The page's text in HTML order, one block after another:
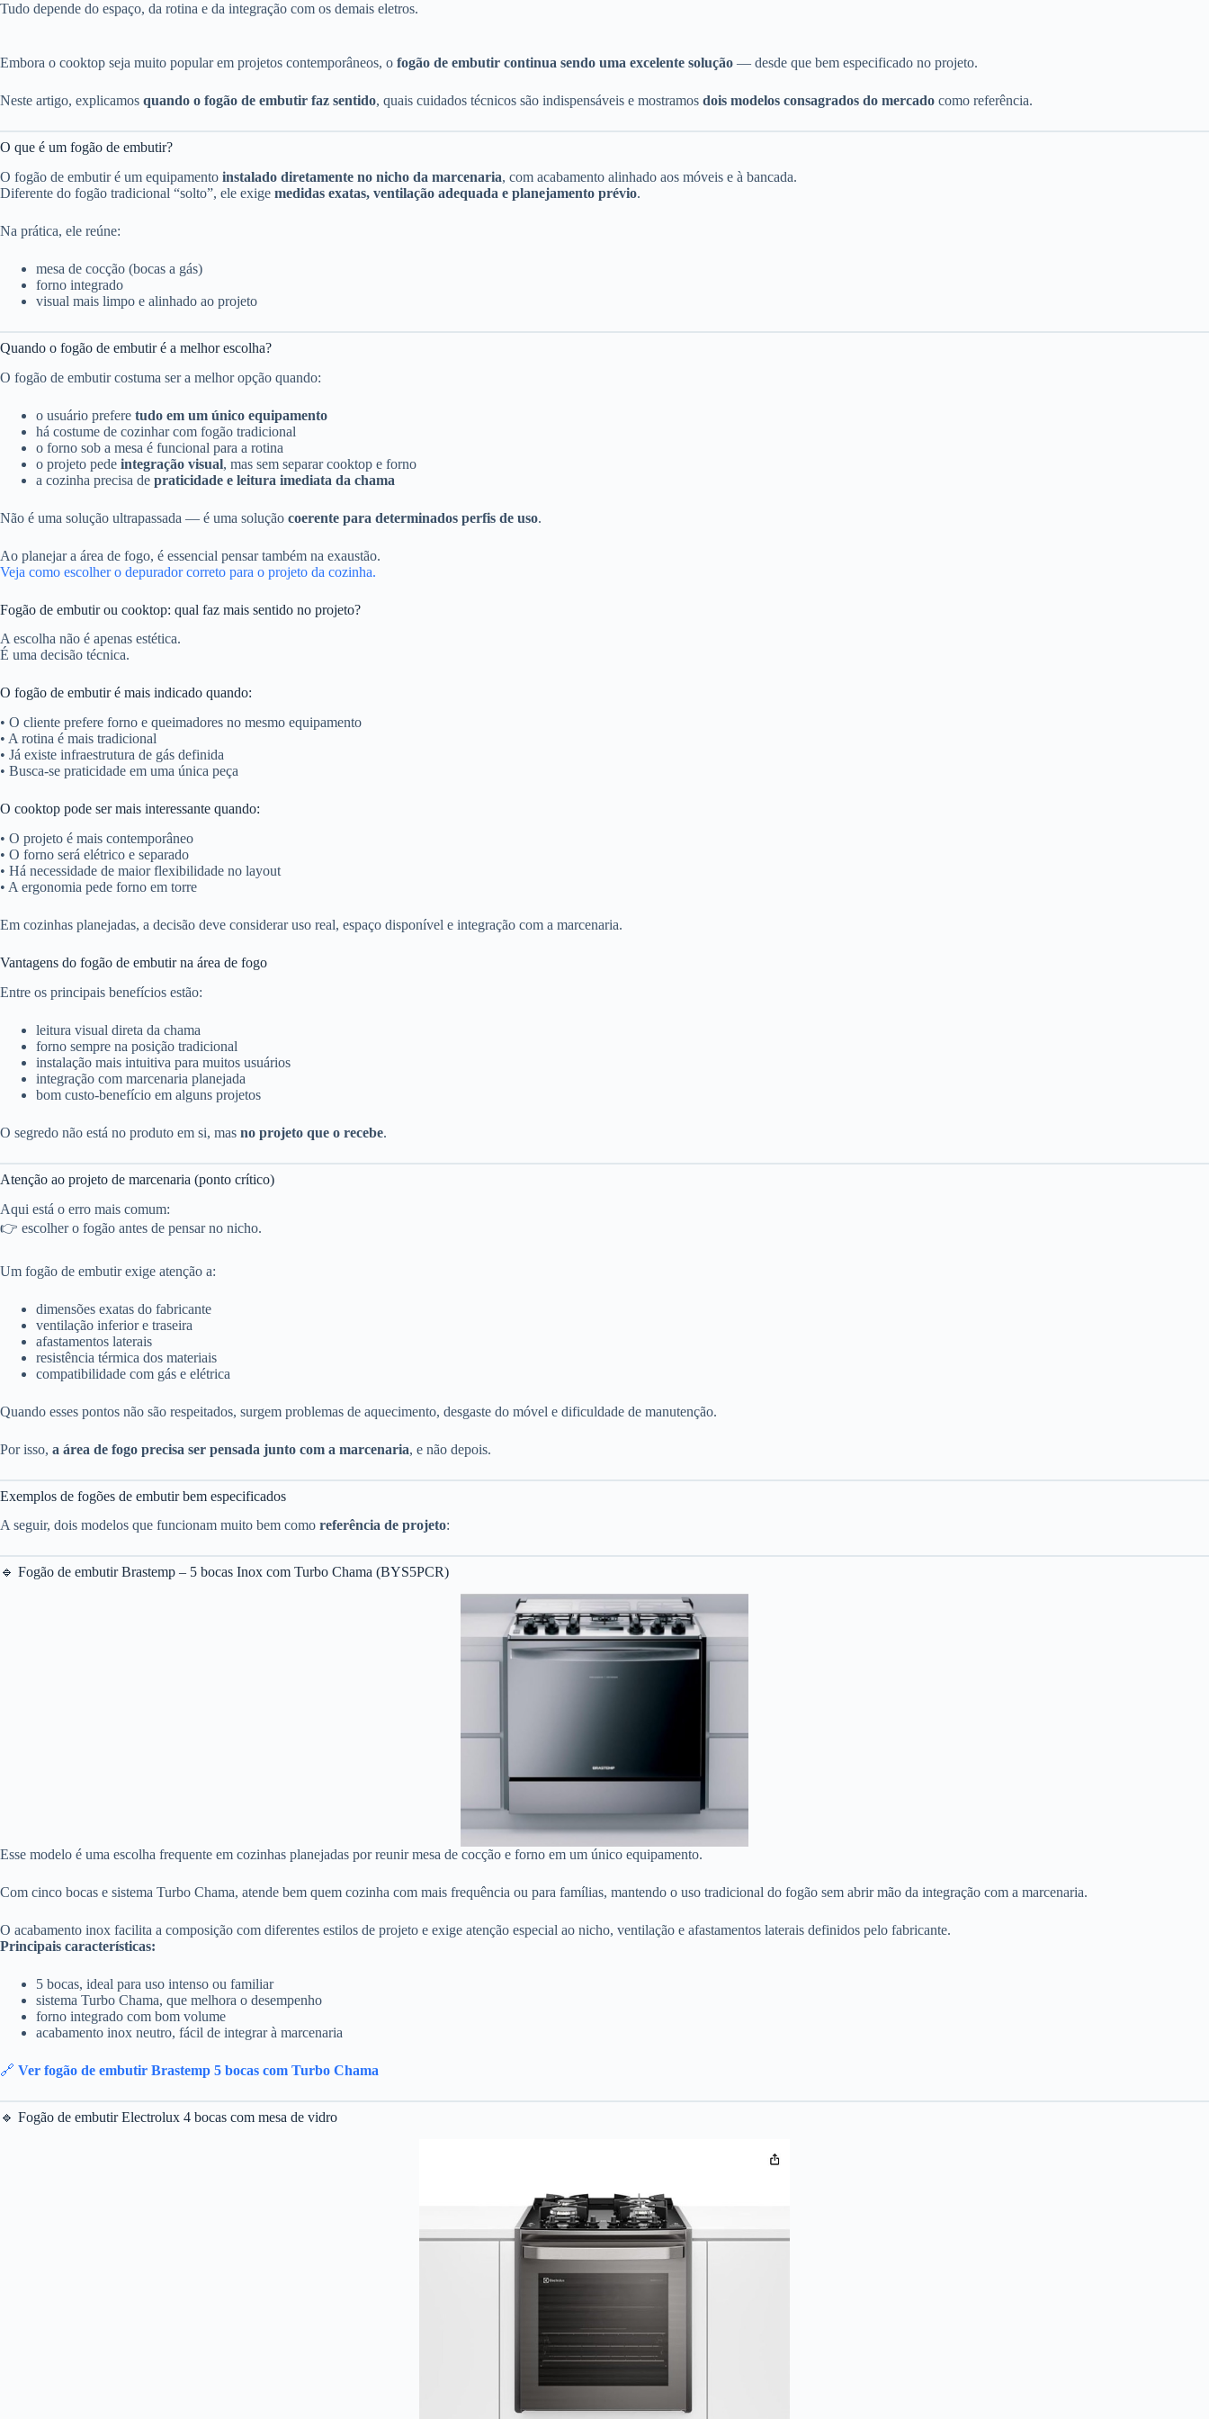
Tudo depende do espaço, da rotina e da integração com os demais eletros.
Embora o cooktop seja muito popular em projetos contemporâneos, o fogão de embutir continua sendo uma excelente solução — desde que bem especificado no projeto.
Neste artigo, explicamos quando o fogão de embutir faz sentido, quais cuidados técnicos são indispensáveis e mostramos dois modelos consagrados do mercado como referência.
O que é um fogão de embutir?
O fogão de embutir é um equipamento instalado diretamente no nicho da marcenaria, com acabamento alinhado aos móveis e à bancada.
Diferente do fogão tradicional “solto”, ele exige medidas exatas, ventilação adequada e planejamento prévio.
Na prática, ele reúne:
mesa de cocção (bocas a gás)
forno integrado
visual mais limpo e alinhado ao projeto
Quando o fogão de embutir é a melhor escolha?
O fogão de embutir costuma ser a melhor opção quando:
o usuário prefere tudo em um único equipamento
há costume de cozinhar com fogão tradicional
o forno sob a mesa é funcional para a rotina
o projeto pede integração visual, mas sem separar cooktop e forno
a cozinha precisa de praticidade e leitura imediata da chama
Não é uma solução ultrapassada — é uma solução coerente para determinados perfis de uso.
Ao planejar a área de fogo, é essencial pensar também na exaustão.
Veja como escolher o depurador correto para o projeto da cozinha.
Fogão de embutir ou cooktop: qual faz mais sentido no projeto?
A escolha não é apenas estética.
É uma decisão técnica.
O fogão de embutir é mais indicado quando:
• O cliente prefere forno e queimadores no mesmo equipamento
• A rotina é mais tradicional
• Já existe infraestrutura de gás definida
• Busca-se praticidade em uma única peça
O cooktop pode ser mais interessante quando:
• O projeto é mais contemporâneo
• O forno será elétrico e separado
• Há necessidade de maior flexibilidade no layout
• A ergonomia pede forno em torre
Em cozinhas planejadas, a decisão deve considerar uso real, espaço disponível e integração com a marcenaria.
Vantagens do fogão de embutir na área de fogo
Entre os principais benefícios estão:
leitura visual direta da chama
forno sempre na posição tradicional
instalação mais intuitiva para muitos usuários
integração com marcenaria planejada
bom custo-benefício em alguns projetos
O segredo não está no produto em si, mas no projeto que o recebe.
Atenção ao projeto de marcenaria (ponto crítico)
Aqui está o erro mais comum:
👉 escolher o fogão antes de pensar no nicho.
Um fogão de embutir exige atenção a:
dimensões exatas do fabricante
ventilação inferior e traseira
afastamentos laterais
resistência térmica dos materiais
compatibilidade com gás e elétrica
Quando esses pontos não são respeitados, surgem problemas de aquecimento, desgaste do móvel e dificuldade de manutenção.
Por isso, a área de fogo precisa ser pensada junto com a marcenaria, e não depois.
Exemplos de fogões de embutir bem especificados
A seguir, dois modelos que funcionam muito bem como referência de projeto:
🔹 Fogão de embutir Brastemp – 5 bocas Inox com Turbo Chama (BYS5PCR)
Esse modelo é uma escolha frequente em cozinhas planejadas por reunir mesa de cocção e forno em um único equipamento.
Com cinco bocas e sistema Turbo Chama, atende bem quem cozinha com mais frequência ou para famílias, mantendo o uso tradicional do fogão sem abrir mão da integração com a marcenaria.
O acabamento inox facilita a composição com diferentes estilos de projeto e exige atenção especial ao nicho, ventilação e afastamentos laterais definidos pelo fabricante.
Principais características:
5 bocas, ideal para uso intenso ou familiar
sistema Turbo Chama, que melhora o desempenho
forno integrado com bom volume
acabamento inox neutro, fácil de integrar à marcenaria
🔗 Ver fogão de embutir Brastemp 5 bocas com Turbo Chama
🔹 Fogão de embutir Electrolux 4 bocas com mesa de vidro